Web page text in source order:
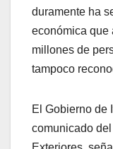
duramente ha
económica que
millones de
tampoco
El Gobierno de
comunicado